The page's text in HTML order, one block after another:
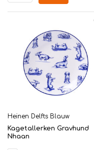
Heinen Delfts Blauw
Kagetallerken Gravhund
Nhaan